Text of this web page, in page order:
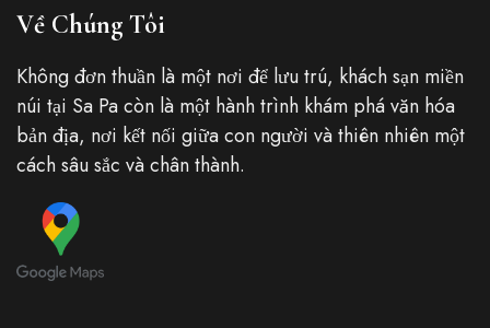
Về Chúng Tôi
Không đơn thuần là một nơi để lưu trú, khách sạn miền
núi tại Sa Pa còn là một hành trình khám phá văn hóa
bản địa, nơi kết nối giữa con người và thiên nhiên một
cách sâu sắc và chân thành.